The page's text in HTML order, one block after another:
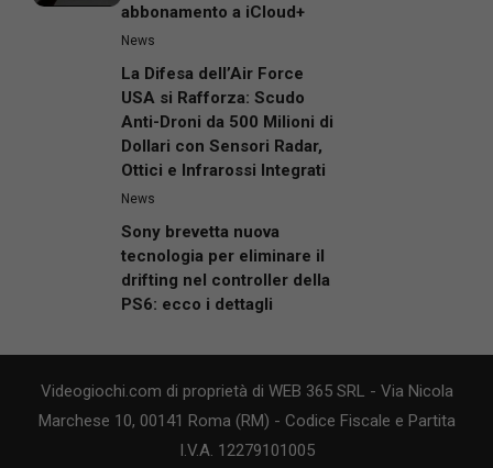
abbonamento a iCloud+
News
La Difesa dell’Air Force
USA si Rafforza: Scudo
Anti-Droni da 500 Milioni di
Dollari con Sensori Radar,
Ottici e Infrarossi Integrati
News
Sony brevetta nuova
tecnologia per eliminare il
drifting nel controller della
PS6: ecco i dettagli
Videogiochi.com di proprietà di WEB 365 SRL - Via Nicola
Marchese 10, 00141 Roma (RM) - Codice Fiscale e Partita
I.V.A. 12279101005